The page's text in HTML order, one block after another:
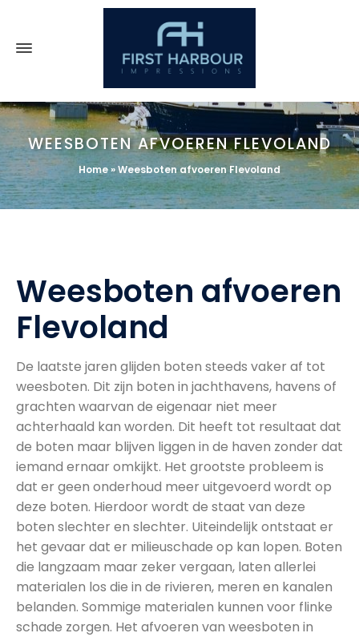
WEESBOTEN AFVOEREN FLEVOLAND
Home»Weesboten afvoeren Flevoland
Weesboten afvoeren
Flevoland
De laatste jaren glijden boten steeds vaker af tot
weesboten. Dit zijn boten in jachthavens, havens of
grachten waarvan de eigenaar niet meer
achterhaald kan worden. Dit heeft tot resultaat dat
de boten maar blijven liggen in de haven zonder dat
iemand ernaar omkijkt. Het grootste probleem is
dat er geen onderhoud meer uitgevoerd wordt op
deze boten. Hierdoor wordt de staat van deze
boten slechter en slechter. Uiteindelijk ontstaat er
het gevaar dat er milieuschade op kan lopen. Boten
die langzaam maar zeker vergaan, laten allerlei
materialen los die in de rivieren, meren en kanalen
belanden. Sommige materialen kunnen voor flinke
schade zorgen. Het afvoeren van weesboten in